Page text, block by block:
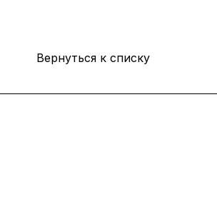
Вернуться к списку